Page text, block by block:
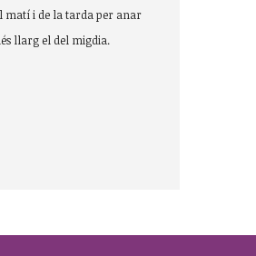
matí i de la tarda per anar
llarg el del migdia.